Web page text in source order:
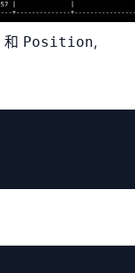
和 Position,